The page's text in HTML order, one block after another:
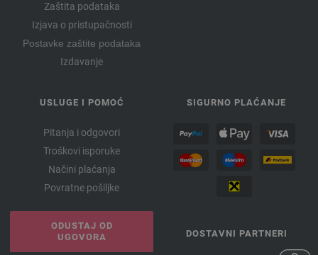
Zaštita podataka
Izjava o pristupačnosti
Postavke zaštite podataka
Izdavanje
USLUGE I POMOĆ
Pitanja i odgovori
Troškovi isporuke
Načini plaćanja
Povratne pošiljke
ODUSTAJ OD
UGOVORA
SIGURNO PLAĆANJE
DOSTAVNI PARTNERI